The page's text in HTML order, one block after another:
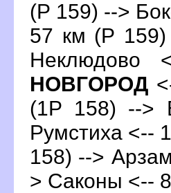
(Р 159) -->
57 км (Р
НОВГОРОД
(1Р 158) -->
Румстиха <--
158) -->
> Саконы <--